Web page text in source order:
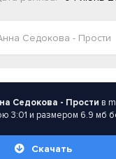
Седокова - Прости
Седокова - Прости в
3:01 и размером 6.9 мб
Скачать